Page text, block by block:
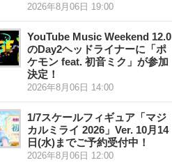
2026年8月06日 19:00
YouTube Music Weekend 12.0
のDay2ヘッドライナーに「ポ
ケモン feat. 初音ミク」が参加
決定！
2026年8月06日 14:00
1/7スケールフィギュア「マジ
カルミライ 2026」Ver. 10月14
日(水)までご予約受付中！
2026年8月06日 12:00